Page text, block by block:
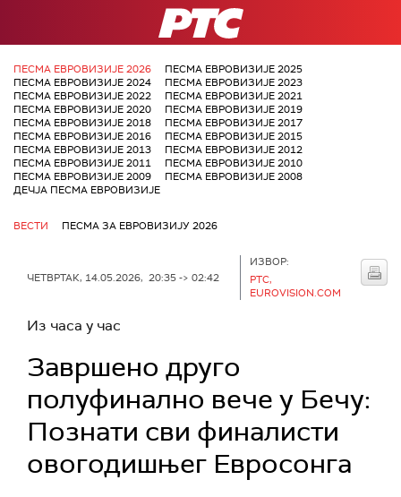
РТС
ПЕСМА ЕВРОВИЗИЈЕ 2026
ПЕСМА ЕВРОВИЗИЈЕ 2025
ПЕСМА ЕВРОВИЗИЈЕ 2024
ПЕСМА ЕВРОВИЗИЈЕ 2023
ПЕСМА ЕВРОВИЗИЈЕ 2022
ПЕСМА ЕВРОВИЗИЈЕ 2021
ПЕСМА ЕВРОВИЗИЈЕ 2020
ПЕСМА ЕВРОВИЗИЈЕ 2019
ПЕСМА ЕВРОВИЗИЈЕ 2018
ПЕСМА ЕВРОВИЗИЈЕ 2017
ПЕСМА ЕВРОВИЗИЈЕ 2016
ПЕСМА ЕВРОВИЗИЈЕ 2015
ПЕСМА ЕВРОВИЗИЈЕ 2013
ПЕСМА ЕВРОВИЗИЈЕ 2012
ПЕСМА ЕВРОВИЗИЈЕ 2011
ПЕСМА ЕВРОВИЗИЈЕ 2010
ПЕСМА ЕВРОВИЗИЈЕ 2009
ПЕСМА ЕВРОВИЗИЈЕ 2008
ДЕЧЈА ПЕСМА ЕВРОВИЗИЈЕ
ВЕСТИ ПЕСМА ЗА ЕВРОВИЗИЈУ 2026
ЧЕТВРТАК, 14.05.2026, 20:35 -> 02:42
ИЗВОР:
РТС,
EUROVISION.COM
Из часа у час
Завршено друго
полуфинално вече у Бечу:
Познати сви финалисти
овогодишњег Евросонга